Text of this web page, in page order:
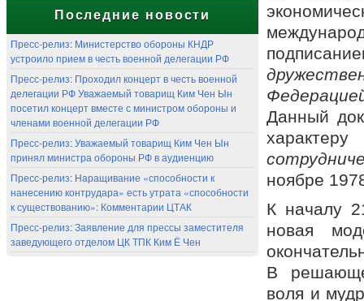
Последние новости
Пресс-релиз: Министерство обороны КНДР
устроило прием в честь военной делегации РФ
Пресс-релиз: Проходил концерт в честь военной
делегации РФ Уважаемый товарищ Ким Чен Ын
посетил концерт вместе с министром обороны и
членами военной делегации РФ
Пресс-релиз: Уважаемый товарищ Ким Чен Ын
принял министра обороны РФ в аудиенцию
Пресс-релиз: Наращивание «способности к
нанесению контрудара» есть утрата «способности
к существованию»: Комментарии ЦТАК
Пресс-релиз: Заявление для прессы заместителя
заведующего отделом ЦК ТПК Ким Ё Чен
Данный
ноябре
К началу
новая
В
воля и